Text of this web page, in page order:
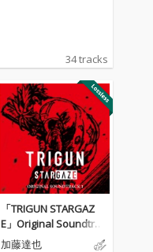
34 tracks
「TRIGUN STARGAZ
E」Original Soundtrac
k 1
加藤達也